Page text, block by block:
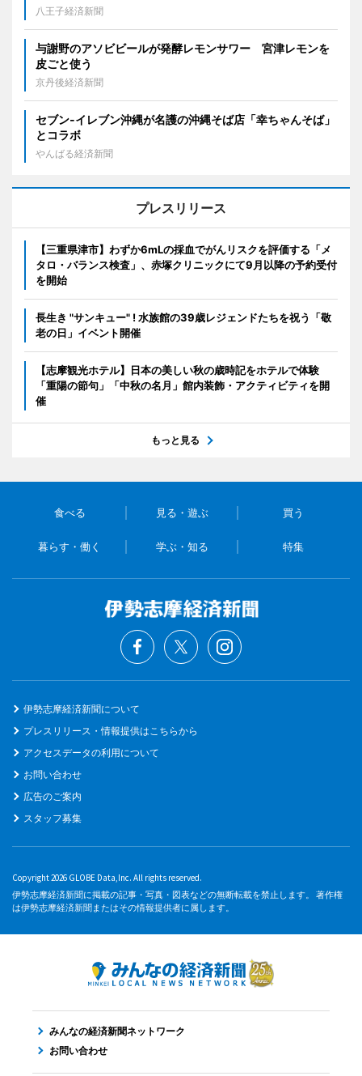
八王子経済新聞
与謝野のアソビビールが発酵レモンサワー 宮津レモンを
皮ごと使う
京丹後経済新聞
セブン‐イレブン沖縄が名護の沖縄そば店「幸ちゃんそば」
とコラボ
やんばる経済新聞
プレスリリース
【三重県津市】わずか6mLの採血でがんリスクを評価する「メ
タロ・バランス検査」、赤塚クリニックにて9月以降の予約受付
を開始
長生き "サンキュー" ! 水族館の39歳レジェンドたちを祝う「敬
老の日」イベント開催
【志摩観光ホテル】日本の美しい秋の歳時記をホテルで体験
「重陽の節句」「中秋の名月」館内装飾・アクティビティを開
催
もっと見る
食べる 見る・遊ぶ 買う
暮らす・働く 学ぶ・知る 特集
伊勢志摩経済新聞について
プレスリリース・情報提供はこちらから
アクセスデータの利用について
お問い合わせ
広告のご案内
スタッフ募集
Copyright 2026 GLOBE Data,Inc. All rights reserved.
伊勢志摩経済新聞に掲載の記事・写真・図表などの無断転載を禁止します。 著作権
は伊勢志摩経済新聞またはその情報提供者に属します。
みんなの経済新聞ネットワーク
お問い合わせ